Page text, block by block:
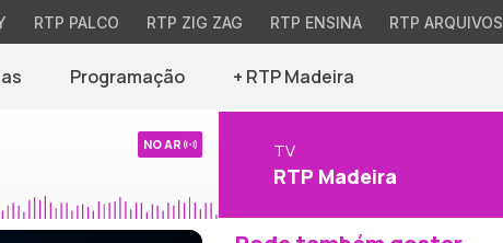
RTP PALCO RTP ZIG ZAG RTP ENSINA RTP ARQUIVOS
Programação + RTP Madeira
NO AR TV
RTP Madeira